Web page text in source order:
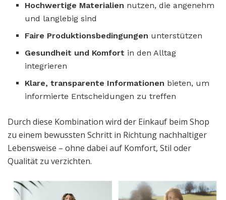
Hochwertige Materialien nutzen, die angenehm
und langlebig sind
Faire Produktionsbedingungen unterstützen
Gesundheit und Komfort in den Alltag
integrieren
Klare, transparente Informationen bieten, um
informierte Entscheidungen zu treffen
Durch diese Kombination wird der Einkauf beim Shop
zu einem bewussten Schritt in Richtung nachhaltiger
Lebensweise – ohne dabei auf Komfort, Stil oder
Qualität zu verzichten.